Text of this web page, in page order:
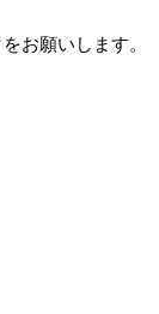
お願いします。